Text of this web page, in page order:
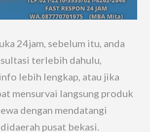
24jam, sebelum itu, anda
terlebih dahulu,
lebih lengkap, atau jika
mensurvai langsung produk
dengan mendatangi
pusat bekasi.